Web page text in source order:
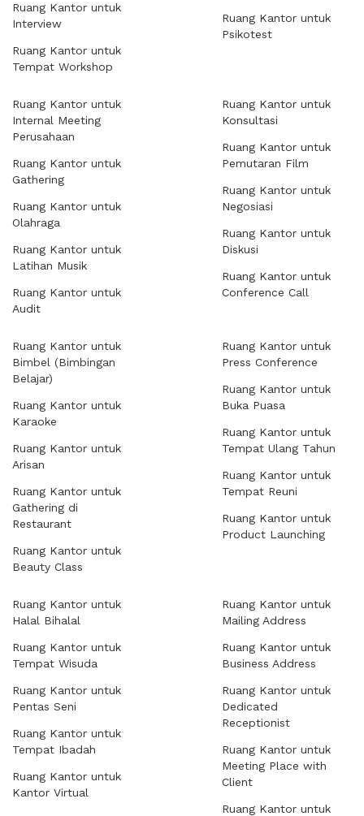
Ruang Kantor untuk
Interview
Ruang Kantor untuk
Tempat Workshop
Ruang Kantor untuk
Psikotest
Ruang Kantor untuk
Internal Meeting
Perusahaan
Ruang Kantor untuk
Gathering
Ruang Kantor untuk
Olahraga
Ruang Kantor untuk
Latihan Musik
Ruang Kantor untuk
Audit
Ruang Kantor untuk
Konsultasi
Ruang Kantor untuk
Pemutaran Film
Ruang Kantor untuk
Negosiasi
Ruang Kantor untuk
Diskusi
Ruang Kantor untuk
Conference Call
Ruang Kantor untuk
Bimbel (Bimbingan
Belajar)
Ruang Kantor untuk
Karaoke
Ruang Kantor untuk
Arisan
Ruang Kantor untuk
Gathering di
Restaurant
Ruang Kantor untuk
Beauty Class
Ruang Kantor untuk
Press Conference
Ruang Kantor untuk
Buka Puasa
Ruang Kantor untuk
Tempat Ulang Tahun
Ruang Kantor untuk
Tempat Reuni
Ruang Kantor untuk
Product Launching
Ruang Kantor untuk
Halal Bihalal
Ruang Kantor untuk
Tempat Wisuda
Ruang Kantor untuk
Pentas Seni
Ruang Kantor untuk
Tempat Ibadah
Ruang Kantor untuk
Kantor Virtual
Ruang Kantor untuk
Mailing Address
Ruang Kantor untuk
Business Address
Ruang Kantor untuk
Dedicated
Receptionist
Ruang Kantor untuk
Meeting Place with
Client
Ruang Kantor untuk